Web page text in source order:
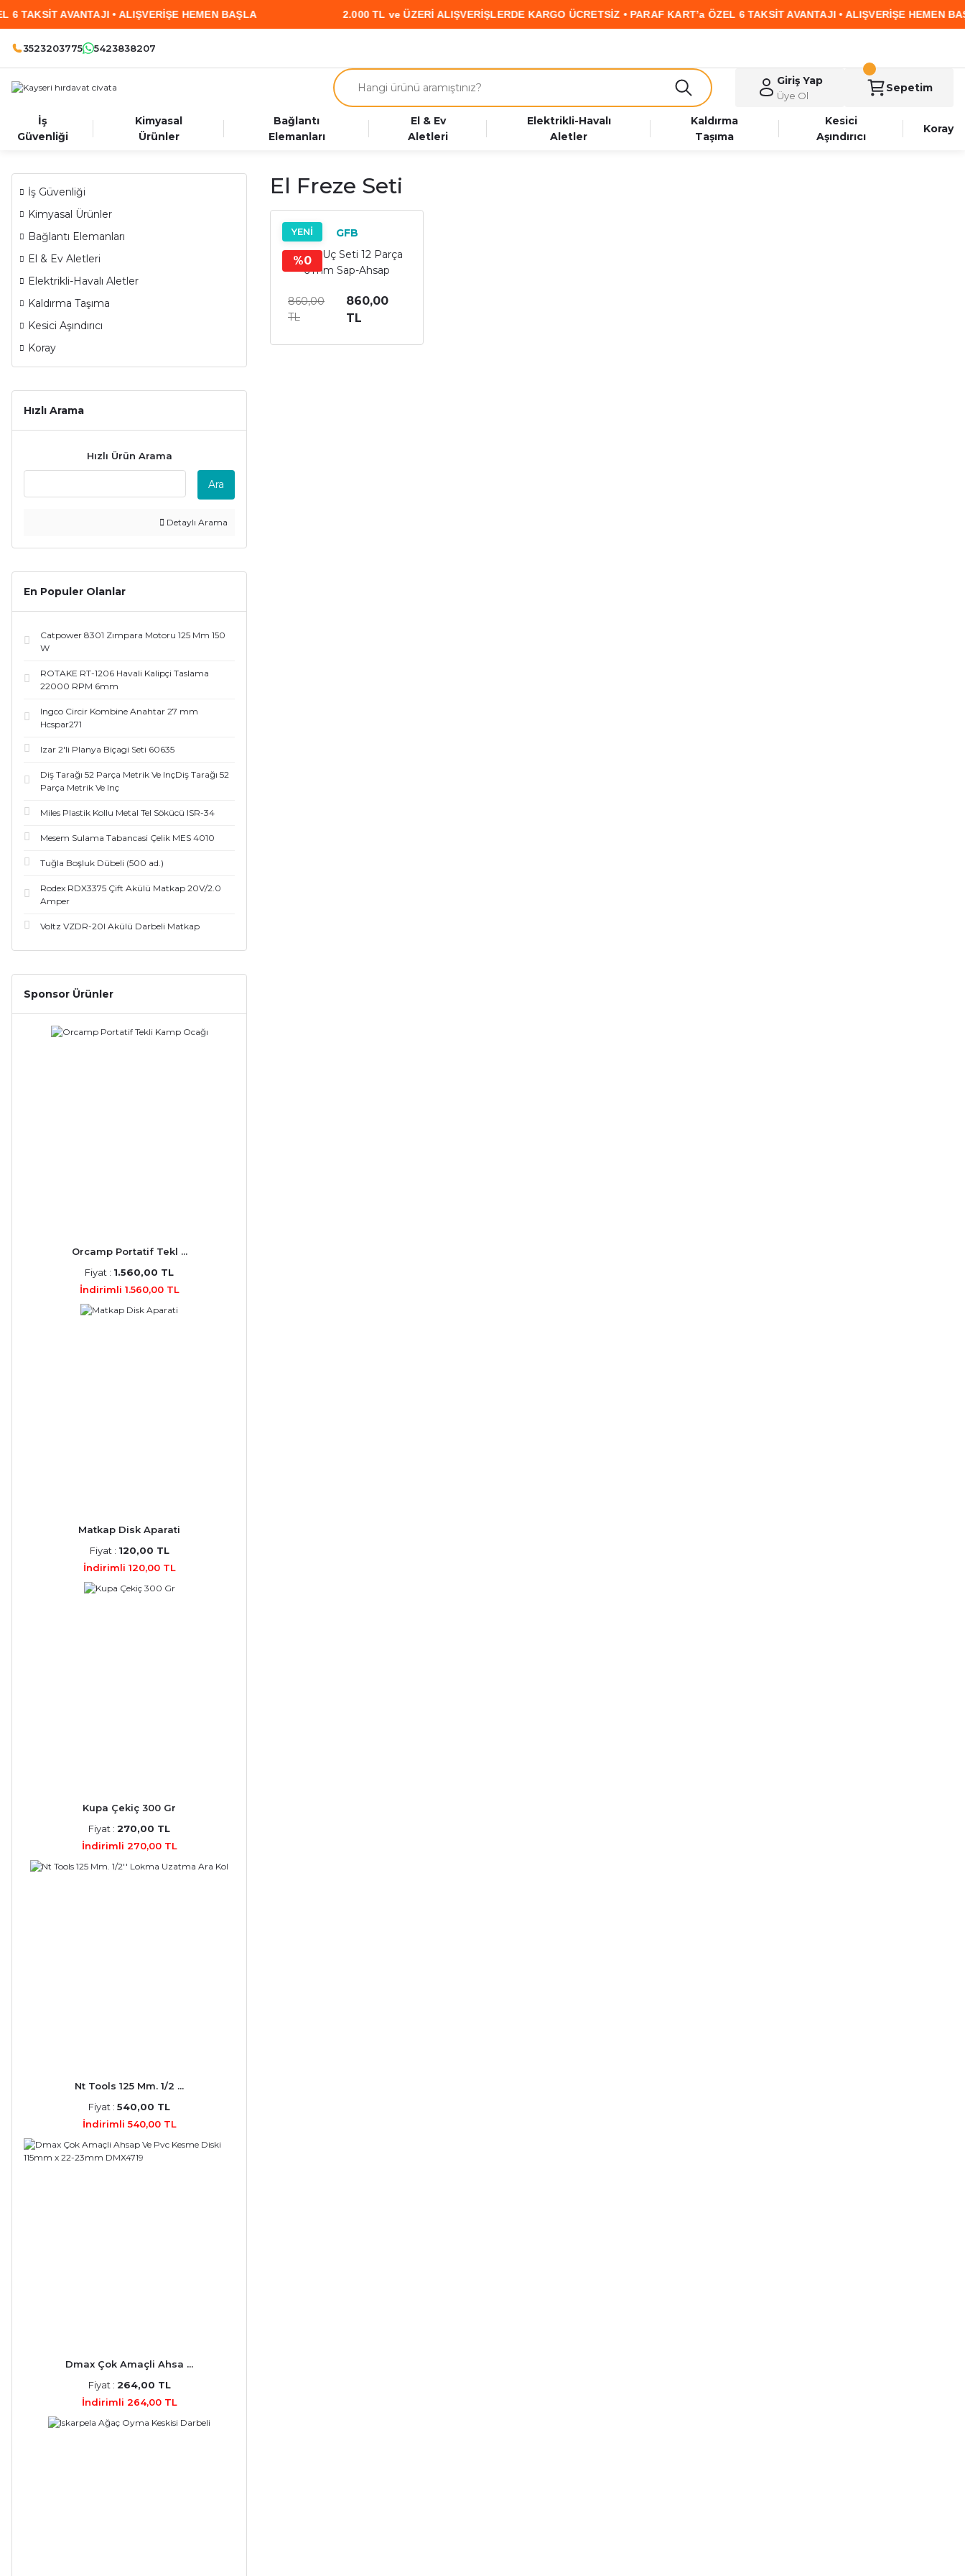
• ALIŞVERİŞE HEMEN BAŞLA 2.000 TL ve ÜZERİ ALIŞVERİŞLERDE KARGO ÜCRETSİZ • PARAF KART’a ÖZEL 6 TAKSİT AVANTAJI • ALIŞVERİŞE HEMEN BAŞLA
3523203775 5423838207
Giriş Yap
Üye Ol
Sepetim
İş
Güvenliği
Kimyasal
Ürünler
Bağlantı
Elemanları
El & Ev
Aletleri
Elektrikli-Havalı
Aletler
Kaldırma
Taşıma
Kesici
Aşındırıcı
Koray
İş Güvenliği
Kimyasal Ürünler
Bağlantı Elemanları
El & Ev Aletleri
Elektrikli-Havalı Aletler
Kaldırma Taşıma
Kesici Aşındırıcı
Koray
Hızlı Arama
Hızlı Ürün Arama
Ara
Detaylı Arama
En Populer Olanlar
Catpower 8301 Zımpara Motoru 125 Mm 150
W
ROTAKE RT-1206 Havali Kalipçi Taslama
22000 RPM 6mm
Ingco Circir Kombine Anahtar 27 mm
Hcspar271
Izar 2'li Planya Biçagi Seti 60635
Diş Tarağı 52 Parça Metrik Ve InçDiş Tarağı 52
Parça Metrik Ve Inç
Miles Plastik Kollu Metal Tel Sökücü ISR-34
Mesem Sulama Tabancasi Çelik MES 4010
Tuğla Boşluk Dübeli (500 ad.)
Rodex RDX3375 Çift Akülü Matkap 20V/2.0
Amper
Voltz VZDR-20I Akülü Darbeli Matkap
Sponsor Ürünler
Orcamp Portatif Tekl ...
Fiyat : 1.560,00 TL
İndirimli 1.560,00 TL
Matkap Disk Aparati
Fiyat : 120,00 TL
İndirimli 120,00 TL
Kupa Çekiç 300 Gr
Fiyat : 270,00 TL
İndirimli 270,00 TL
Nt Tools 125 Mm. 1/2 ...
Fiyat : 540,00 TL
İndirimli 540,00 TL
Dmax Çok Amaçli Ahsa ...
Fiyat : 264,00 TL
İndirimli 264,00 TL
El Freze Seti
YENİ
%0
GFB
Freze Uç Seti 12 Parça
6 mm Sap-Ahsap
860,00
TL
860,00
TL